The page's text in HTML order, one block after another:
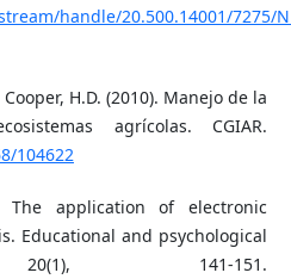
handle/20.500.14001/7275/
H.D. (2010). Manejo de la
agrícolas. CGIAR.
104622
The application of electronic
Educational and psychological
20(1), 141-151.